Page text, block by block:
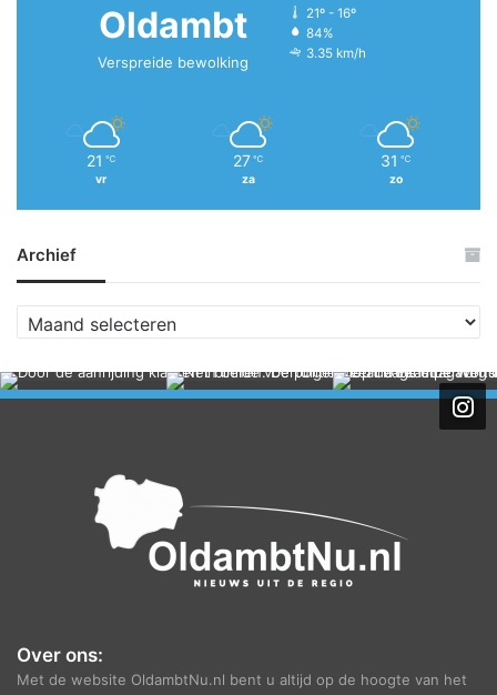
Oldambt
Verspreide bewolking
21º - 16º
84%
3.35 km/h
21 ℃
vr
27 ℃
za
31 ℃
zo
Archief
r
h
Over ons:
Met de website OldambtNu.nl bent u altijd op de hoogte van het